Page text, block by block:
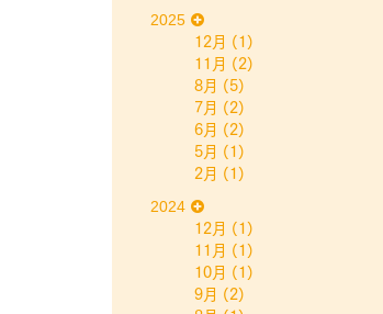
2025
12月
(1)
11月
(2)
8月
(5)
7月
(2)
6月
(2)
5月
(1)
2月
(1)
2024
12月
(1)
11月
(1)
10月
(1)
9月
(2)